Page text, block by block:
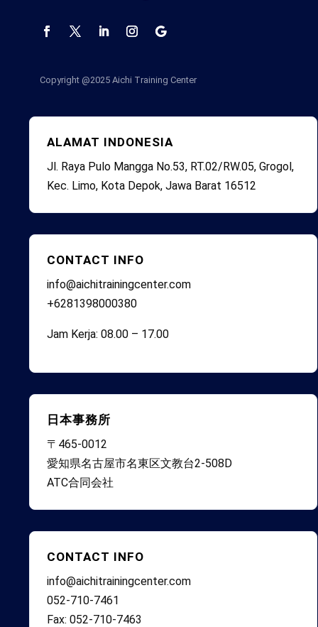
Copyright @2025 Aichi Training Center
ALAMAT INDONESIA
Jl. Raya Pulo Mangga No.53, RT.02/RW.05, Grogol,
Kec. Limo, Kota Depok, Jawa Barat 16512
CONTACT INFO
info@aichitrainingcenter.com
+6281398000380
Jam Kerja: 08.00 – 17.00
日本事務所
〒465-0012
愛知県名古屋市名東区文教台2-508D
ATC合同会社
CONTACT INFO
info@aichitrainingcenter.com
052-710-7461
Fax: 052-710-7463